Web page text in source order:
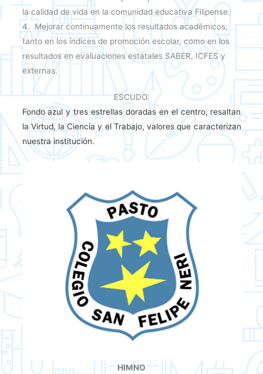
la calidad de vida en la comunidad educativa Filipense.
4. Mejorar continuamente los resultados académicos,
tanto en los índices de promoción escolar, como en los
resultados en evaluaciones estatales SABER, ICFES y
externas.
ESCUDO:
Fondo azul y tres estrellas doradas en el centro, resaltan
la Virtud, la Ciencia y el Trabajo, valores que caracterizan
nuestra institución.
HIMNO